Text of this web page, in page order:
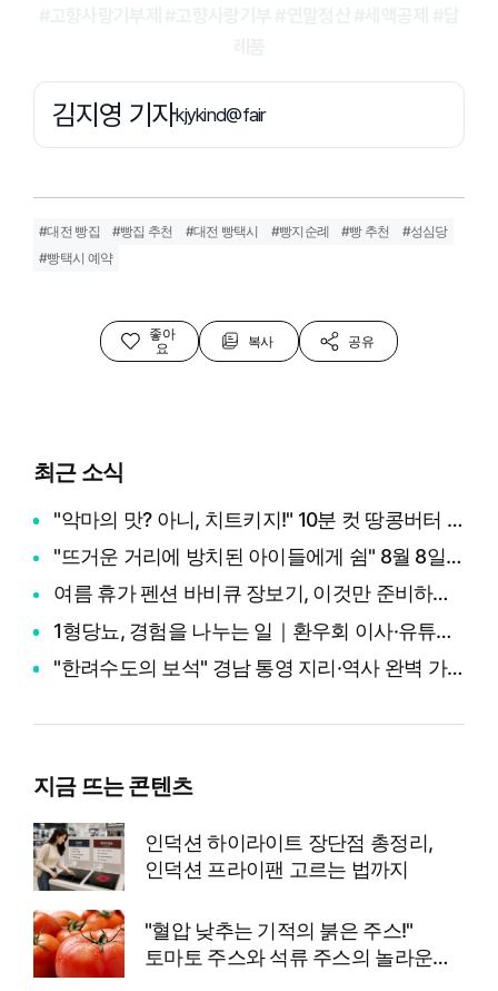
김지영 기자kjykind@fair
#대전 빵집 #빵집 추천 #대전 빵택시 #빵지순례 #빵 추천
#성심당
#빵택시 예약
좋아
요
복사 공유
최근 소식
"악마의 맛? 아니, 치트키지!" 10분 컷 땅콩버터 떡볶이부터 효능·부작용 총정리
"뜨거운 거리에 방치된 아이들에게 쉼" 8월 8일 세계 고양이의 날, 나폴리 맛피아 권성준 셰프의 선한 영향력과 간곡한 호소
여름 휴가 펜션 바비큐 장보기, 이것만 준비하면 성공! (+장보기 체크리스트)
1형당뇨, 경험을 나누는 일｜환우회 이사·유튜버 채창훈 인터뷰 ②
"한려수도의 보석" 경남 통영 지리·역사 완벽 가이드부터 제65회 통영한산대첩축제까지 총정리
지금 뜨는 콘텐츠
인덕션 하이라이트 장단점 총정리,
인덕션 프라이팬 고르는 법까지
"혈압 낮추는 기적의 붉은 주스!"
토마토 주스와 석류 주스의 놀라운